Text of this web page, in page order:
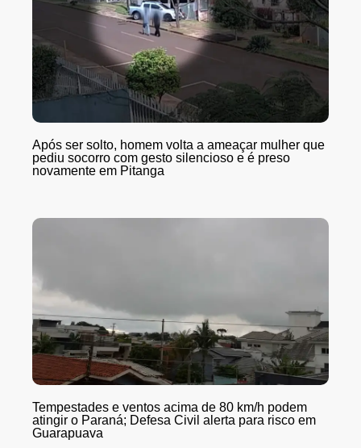
Após ser solto, homem volta a ameaçar mulher que
pediu socorro com gesto silencioso e é preso
novamente em Pitanga
Tempestades e ventos acima de 80 km/h podem
atingir o Paraná; Defesa Civil alerta para risco em
Guarapuava